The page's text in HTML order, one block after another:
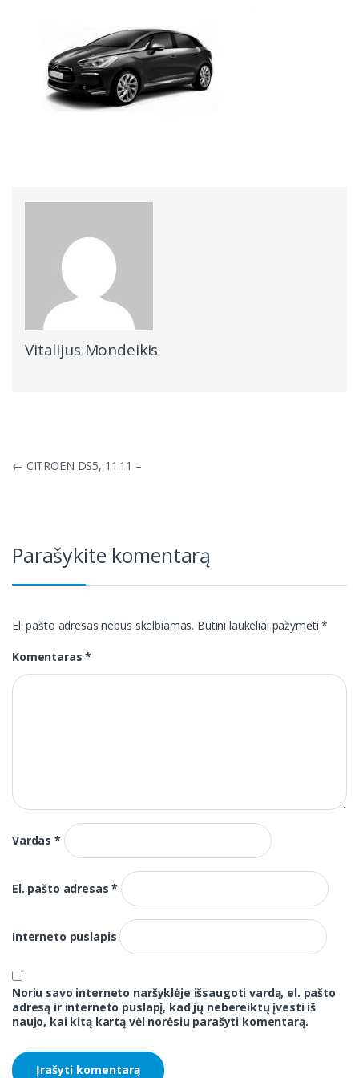
Vitalijus Mondeikis
Navigacija
← CITROEN DS5, 11.11 –
Parašykite komentarą
El. pašto adresas nebus skelbiamas. Būtini laukeliai pažymėti*
Komentaras*
Vardas*
El. pašto adresas*
Interneto puslapis
Noriu savo interneto naršyklėje išsaugoti vardą, el. pašto
adresą ir interneto puslapį, kad jų nebereiktų įvesti iš
naujo, kai kitą kartą vėl norėsiu parašyti komentarą.